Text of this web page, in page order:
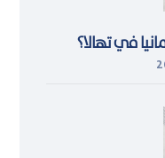
في تهالا؟